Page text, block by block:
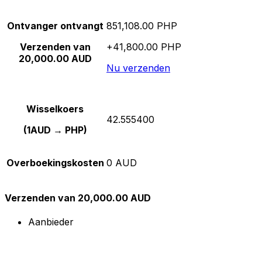
Ontvanger ontvangt
Verzenden van
20,000.00 AUD
851,108.00 PHP
+41,800.00 PHP
Nu verzenden
Wisselkoers
(1AUD → PHP)
42.555400
Overboekingskosten 0 AUD
Verzenden van 20,000.00 AUD
Aanbieder